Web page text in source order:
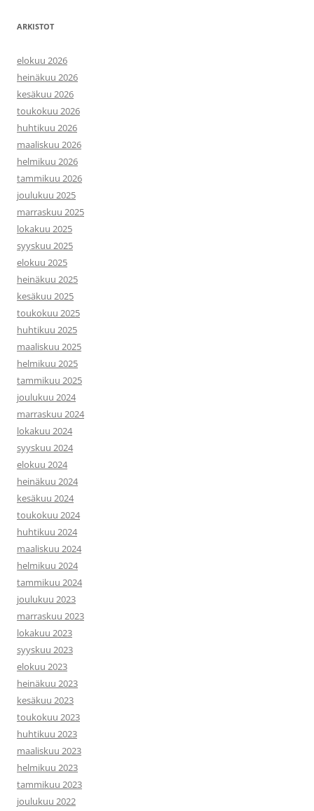
ARKISTOT
elokuu 2026
heinäkuu 2026
kesäkuu 2026
toukokuu 2026
huhtikuu 2026
maaliskuu 2026
helmikuu 2026
tammikuu 2026
joulukuu 2025
marraskuu 2025
lokakuu 2025
syyskuu 2025
elokuu 2025
heinäkuu 2025
kesäkuu 2025
toukokuu 2025
huhtikuu 2025
maaliskuu 2025
helmikuu 2025
tammikuu 2025
joulukuu 2024
marraskuu 2024
lokakuu 2024
syyskuu 2024
elokuu 2024
heinäkuu 2024
kesäkuu 2024
toukokuu 2024
huhtikuu 2024
maaliskuu 2024
helmikuu 2024
tammikuu 2024
joulukuu 2023
marraskuu 2023
lokakuu 2023
syyskuu 2023
elokuu 2023
heinäkuu 2023
kesäkuu 2023
toukokuu 2023
huhtikuu 2023
maaliskuu 2023
helmikuu 2023
tammikuu 2023
joulukuu 2022